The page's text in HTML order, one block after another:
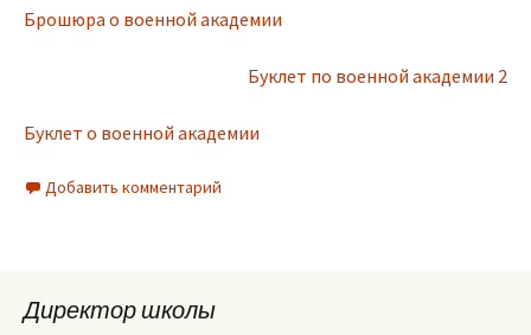
Брошюра о военной академии
Буклет по военной академии 2
Буклет о военной академии
Добавить комментарий
Директор школы